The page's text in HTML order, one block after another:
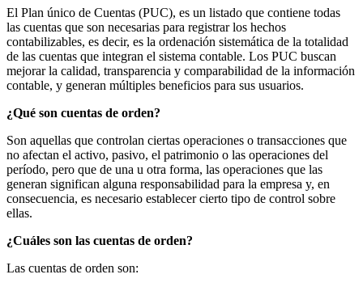
El Plan único de Cuentas (PUC), es un listado que contiene todas
las cuentas que son necesarias para registrar los hechos
contabilizables, es decir, es la ordenación sistemática de la totalidad
de las cuentas que integran el sistema contable. Los PUC buscan
mejorar la calidad, transparencia y comparabilidad de la información
contable, y generan múltiples beneficios para sus usuarios.
¿Qué son cuentas de orden?
Son aquellas que controlan ciertas operaciones o transacciones que
no afectan el activo, pasivo, el patrimonio o las operaciones del
período, pero que de una u otra forma, las operaciones que las
generan significan alguna responsabilidad para la empresa y, en
consecuencia, es necesario establecer cierto tipo de control sobre
ellas.
¿Cuáles son las cuentas de orden?
Las cuentas de orden son: